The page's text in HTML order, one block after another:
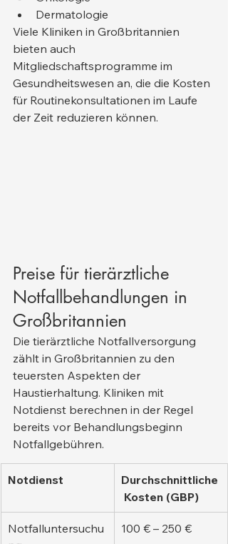
Dermatologie
Viele Kliniken in Großbritannien
bieten auch
Mitgliedschaftsprogramme im
Gesundheitswesen an, die die Kosten
für Routinekonsultationen im Laufe
der Zeit reduzieren können.
Preise für tierärztliche
Notfallbehandlungen in
Großbritannien
Die tierärztliche Notfallversorgung
zählt in Großbritannien zu den
teuersten Aspekten der
Haustierhaltung. Kliniken mit
Notdienst berechnen in der Regel
bereits vor Behandlungsbeginn
Notfallgebühren.
Notdienst
Durchschnittliche
Kosten (GBP)
Notfalluntersuchu
100 € – 250 €